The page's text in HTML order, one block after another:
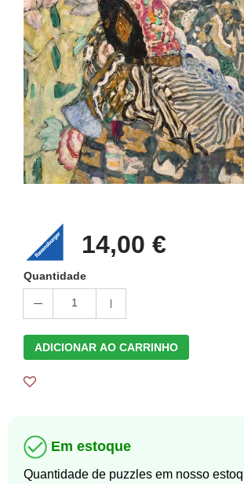
14,00 €
Quantidade
1
ADICIONAR AO CARRINHO
Em estoque
Quantidade de puzzles em nosso